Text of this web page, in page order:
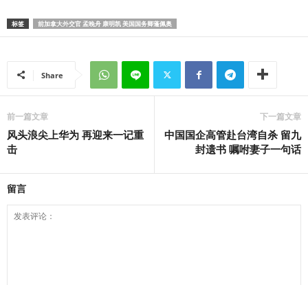
标签 前加拿大外交官 孟晚舟 康明凯 美国国务卿蓬佩奥
Share
前一篇文章
风头浪尖上华为 再迎来一记重
击
下一篇文章
中国国企高管赴台湾自杀 留九
封遗书 嘱咐妻子一句话
留言